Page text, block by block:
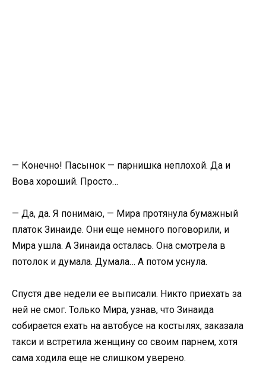
— Конечно! Пасынок — парнишка неплохой. Да и
Вова хороший. Просто…
— Да, да. Я понимаю, — Мира протянула бумажный
платок Зинаиде. Они еще немного поговорили, и
Мира ушла. А Зинаида осталась. Она смотрела в
потолок и думала. Думала… А потом уснула.
Спустя две недели ее выписали. Никто приехать за
ней не смог. Только Мира, узнав, что Зинаида
собирается ехать на автобусе на костылях, заказала
такси и встретила женщину со своим парнем, хотя
сама ходила еще не слишком уверено.